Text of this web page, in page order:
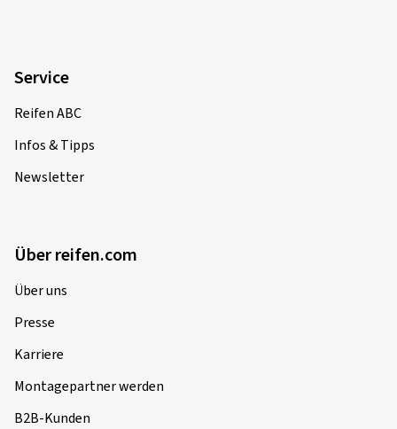
Service
Reifen ABC
Infos & Tipps
Newsletter
Über reifen.com
Über uns
Presse
Karriere
Montagepartner werden
B2B-Kunden